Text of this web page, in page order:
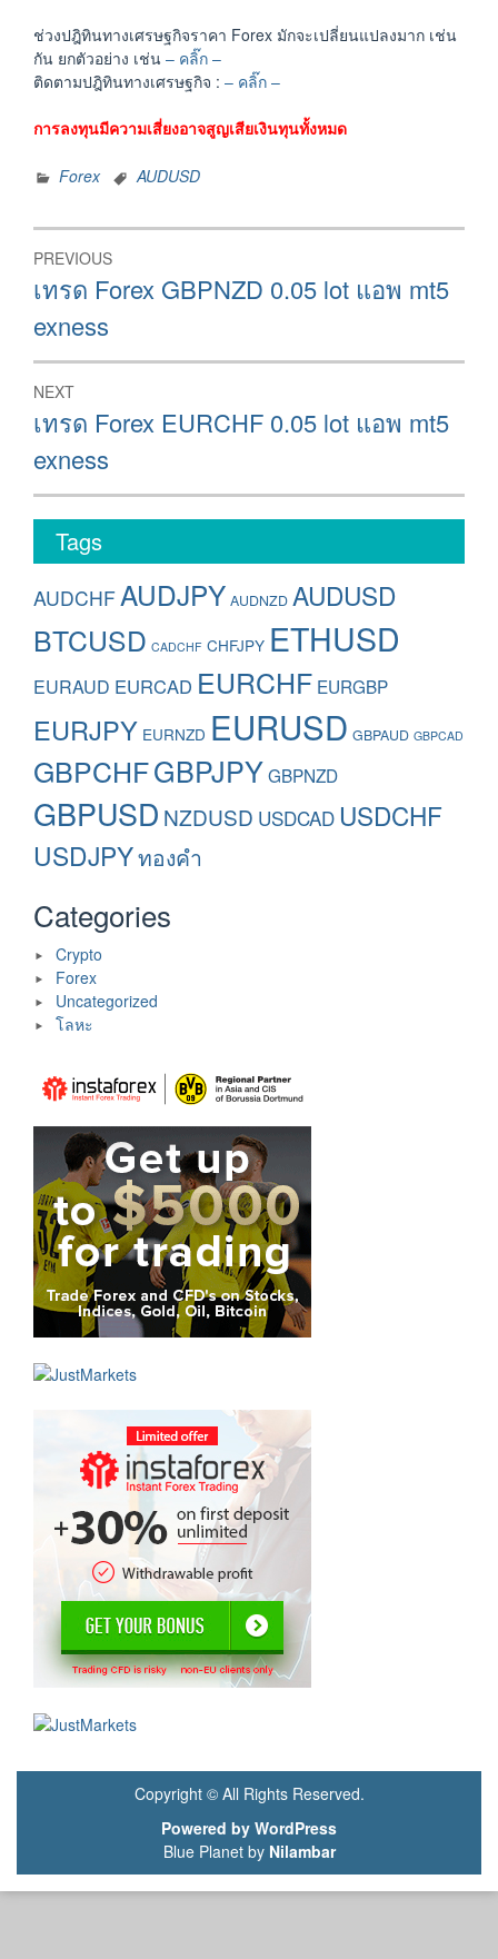
ช่วงปฎิทินทางเศรษฐกิจราคา Forex มักจะเปลี่ยนแปลงมาก เช่น
กัน ยกตัวอย่าง เช่น – คลิ๊ก –
ติดตามปฎิทินทางเศรษฐกิจ : – คลิ๊ก –
การลงทุนมีความเสี่ยงอาจสูญเสียเงินทุนทั้งหมด
Forex AUDUSD
Post
navigation
PREVIOUS
Previous
post:
เทรด Forex GBPNZD 0.05 lot แอพ mt5
exness
NEXT
Next
post:
เทรด Forex EURCHF 0.05 lot แอพ mt5
exness
Tags
AUDCHF AUDJPY AUDNZD AUDUSD
BTCUSD CADCHF CHFJPY ETHUSD
EURAUD EURCAD EURCHF EURGBP
EURJPY EURNZD EURUSD GBPAUD GBPCAD
GBPCHFGBPJPYGBPNZD
GBPUSD NZDUSD USDCAD USDCHF
USDJPYทองคำ
Categories
Crypto
Forex
Uncategorized
โลหะ
Copyright © All Rights Reserved.
Powered by WordPress
Blue Planet by Nilambar